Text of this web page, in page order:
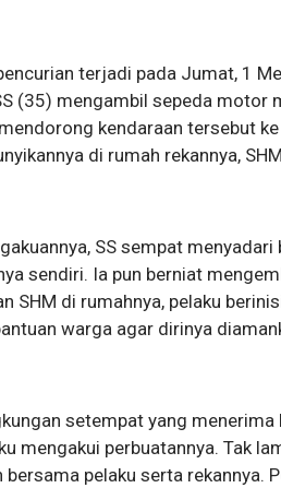
terjadi pada Jumat, 1
(35) mengambil sepeda motor
kendaraan tersebut
di rumah rekannya,
SS sempat
sendiri. Ia pun berniat
SHM di rumahnya, pelaku
warga agar dirinya
setempat yang
mengakui perbuatannya. Tak
bersama pelaku serta rekannya.